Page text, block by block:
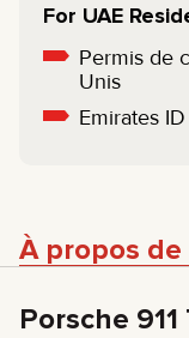
For UAE
Permis de
Unis
Emirates
À propos
Porsche